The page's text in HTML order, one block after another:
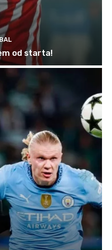
od starta!